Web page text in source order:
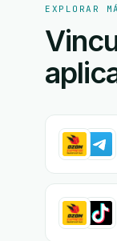
EXPLORAR